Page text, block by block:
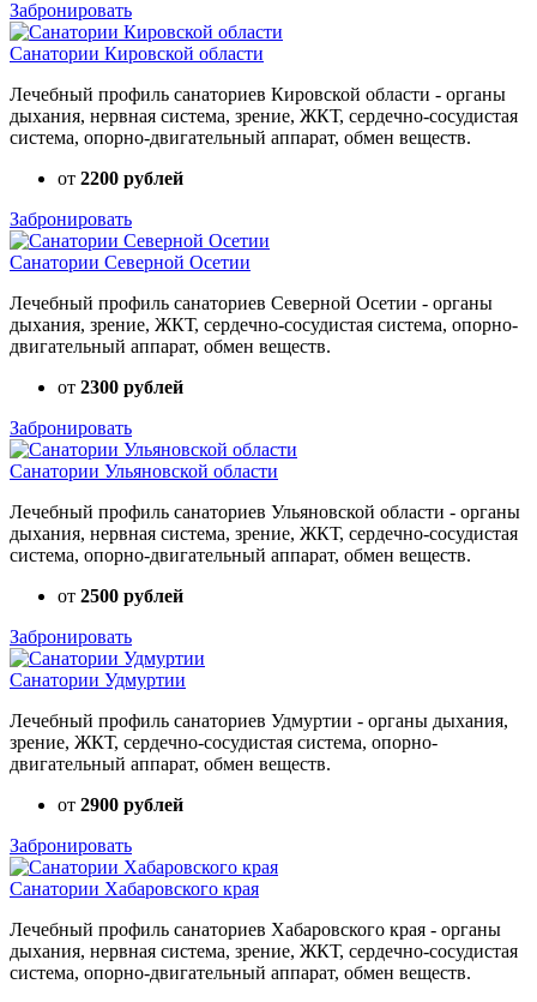
Забронировать
Санатории Кировской области
Лечебный профиль санаториев Кировской области - органы
дыхания, нервная система, зрение, ЖКТ, сердечно-сосудистая
система, опорно-двигательный аппарат, обмен веществ.
от 2200 рублей
Забронировать
Санатории Северной Осетии
Лечебный профиль санаториев Северной Осетии - органы
дыхания, зрение, ЖКТ, сердечно-сосудистая система, опорно-
двигательный аппарат, обмен веществ.
от 2300 рублей
Забронировать
Санатории Ульяновской области
Лечебный профиль санаториев Ульяновской области - органы
дыхания, нервная система, зрение, ЖКТ, сердечно-сосудистая
система, опорно-двигательный аппарат, обмен веществ.
от 2500 рублей
Забронировать
Санатории Удмуртии
Лечебный профиль санаториев Удмуртии - органы дыхания,
зрение, ЖКТ, сердечно-сосудистая система, опорно-
двигательный аппарат, обмен веществ.
от 2900 рублей
Забронировать
Санатории Хабаровского края
Лечебный профиль санаториев Хабаровского края - органы
дыхания, нервная система, зрение, ЖКТ, сердечно-сосудистая
система, опорно-двигательный аппарат, обмен веществ.